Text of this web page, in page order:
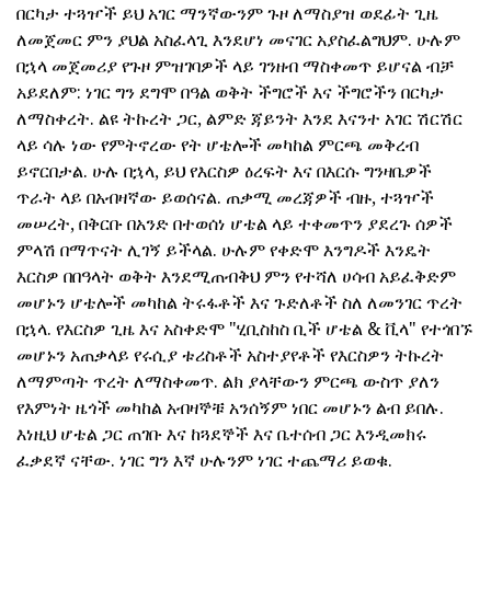
በርካታ ተጓዦች ይህ አገር ማንኛውንም ጉዞ ለማስያዝ ወደፊት ጊዜ
ለመጀመር ምን ያህል አስፈላጊ እንደሆነ መናገር አያስፈልግህም. ሁሉም
በኋላ መጀመሪያ የጉዞ ምዝገባዎች ላይ ገንዘብ ማስቀመጥ ይሆናል ብቻ
አይደለም: ነገር ግን ደግሞ በዓል ወቅት ችግሮች እና ችግሮችን በርካታ
ለማስቀረት. ልዩ ትኩረት ጋር, ልምድ ጃይንት እንደ እናንተ አገር ሽርሽር
ላይ ሳሉ ነው የምትኖረው የት ሆቴሎች መካከል ምርጫ መቅረብ
ይኖርበታል. ሁሉ በኋላ, ይህ የእርስዎ ዕረፍት እና በእርሱ ግንዛቤዎች
ጥራት ላይ በአብዛኛው ይወሰናል. ጠቃሚ መረጃዎች ብዙ, ተጓዦች
መሠረት, በቅርቡ በአንድ በተወሰነ ሆቴል ላይ ተቀመጥን ያደረጉ ሰዎች
ምላሽ በማጥናት ሊገኝ ይችላል. ሁሉም የቀድሞ እንግዶች እንዴት
እርስዎ በበዓላት ወቅት እንደሚጠብቅህ ምን የተሻለ ሀሳብ አይፈቅድም
መሆኑን ሆቴሎች መካከል ትሩፋቶች እና ጉድለቶች ስለ ለመንገር ጥረት
በኋላ. የእርስዎ ጊዜ እና አስቀድሞ "ሂቢስከስ ቢች ሆቴል & ቪላ" የተጎበኙ
መሆኑን አጠቃላይ የሩሲያ ቱሪስቶች አስተያየቶች የእርስዎን ትኩረት
ለማምጣት ጥረት ለማስቀመጥ. ልክ ያላቸውን ምርጫ ውስጥ ያለን
የእምነት ዜጎች መካከል አብዛኞቹ አንሰኝም ነበር መሆኑን ልብ ይበሉ.
እነዚህ ሆቴል ጋር ጠገቡ እና ከጓደኞች እና ቤተሰብ ጋር እንዲመክሩ
ፈቃደኛ ናቸው. ነገር ግን እኛ ሁሉንም ነገር ተጨማሪ ይወቁ.